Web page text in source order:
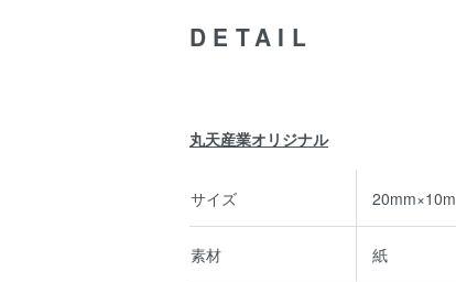
DETAIL
丸天産業オリジナル
サイズ 20mm×10m
素材 紙